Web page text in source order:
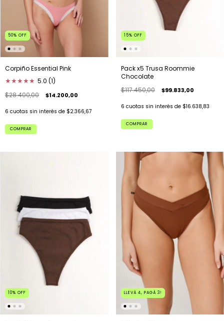
50% OFF
Corpiño Essential Pink
★★★★★ 5.0 (1)
$28.400,00
$14.200,00
6 cuotas sin interés de $2.366,67
COMPRAR
15% OFF
Pack x5 Trusa Roommie
Chocolate
$117.450,00
$99.833,00
6 cuotas sin interés de $16.638,83
COMPRAR
10% OFF LLEVÁ 4, PAGÁ 3!